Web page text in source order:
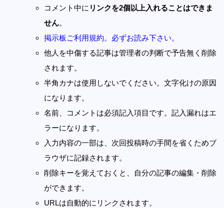
コメント中に リンクを2個以上入れることはできま
せん。
掲示板ご利用規約。必ずお読み下さい。
他人を中傷する記事は管理者の判断で予告無く削除
されます。
半角カナは使用しないでください。文字化けの原因
になります。
名前、コメントは必須記入項目です。記入漏れはエ
ラーになります。
入力内容の一部は、次回投稿時の手間を省くためブ
ラウザに記録されます。
削除キーを覚えておくと、自分の記事の編集・削除
ができます。
URLは自動的にリンクされます。